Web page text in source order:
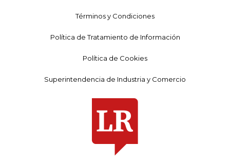
Términos y Condiciones
Política de Tratamiento de Información
Política de Cookies
Superintendencia de Industria y Comercio